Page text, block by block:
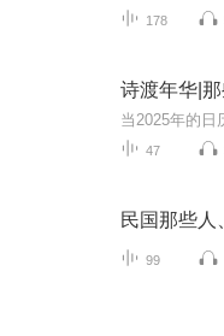
178
诗渡年华|
47
民国那些人
99